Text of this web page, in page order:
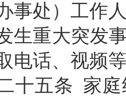
事处）工作
生重大突发
电话、视频
十五条 家